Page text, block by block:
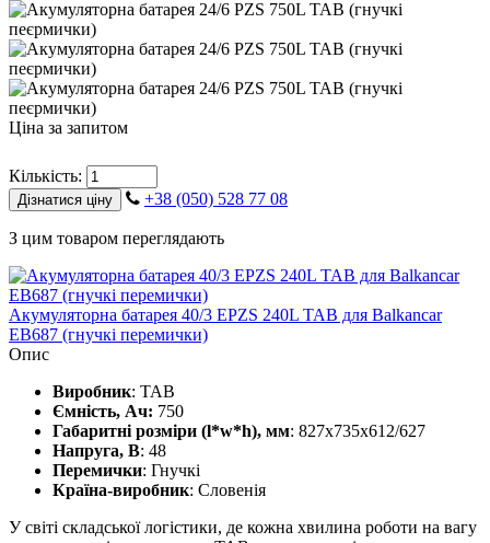
Ціна за запитом
Кількість:
Дізнатися ціну +38 (050) 528 77 08
З цим товаром переглядають
Акумуляторна батарея 40/3 EPZS 240L ТАВ для Balkancar
ЕВ687 (гнучкі перемички)
Опис
Виробник: TAB
Ємність, Ач: 750
Габаритні розміри (l*w*h), мм: 827x735x612/627
Напруга, В: 48
Перемички: Гнучкі
Країна-виробник: Словенія
У світі складської логістики, де кожна хвилина роботи на вагу